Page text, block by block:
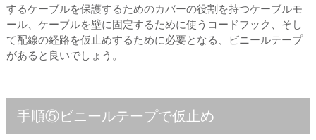
するケーブルを保護するためのカバーの役割を持つケーブルモ
ール、ケーブルを壁に固定するために使うコードフック、そし
て配線の経路を仮止めするために必要となる、ビニールテープ
があると良いでしょう。
手順⑤ビニールテープで仮止め